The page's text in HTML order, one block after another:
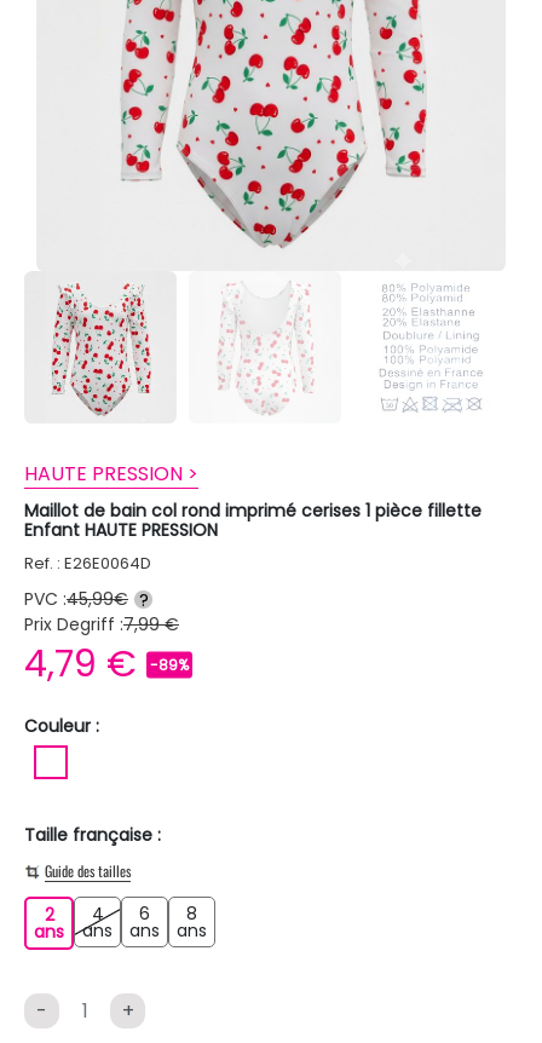
HAUTE PRESSION >
Maillot de bain col rond imprimé cerises 1 pièce fillette
Enfant HAUTE PRESSION
Ref. : E26E0064D
PVC :45,99€ ?
Prix Degriff :7,99 €
4,79 € -89%
Couleur :
Taille française :
Guide des tailles
2
ans2 ans
4
ans 4 ans
6
ans 6 ans
8
ans
- +